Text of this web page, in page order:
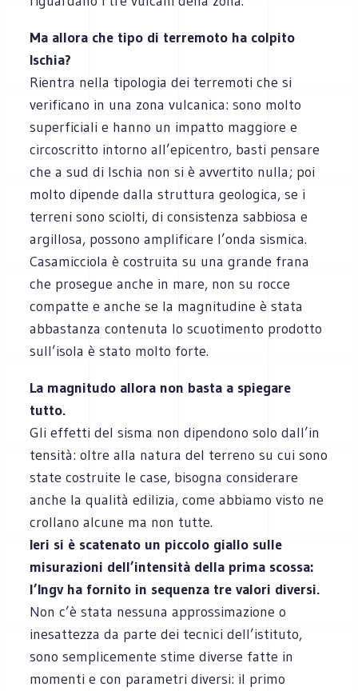
Ma allora che tipo di terremoto ha colpito
Ischia?
Rientra nella tipologia dei terremoti che si
verificano in una zona vulcanica: sono molto
superficiali e hanno un impatto maggiore e
circoscritto intorno all’epicentro, basti pensare
che a sud di Ischia non si è avvertito nulla; poi
molto dipende dalla struttura geologica, se i
terreni sono sciolti, di consistenza sabbiosa e
argillosa, possono amplificare l’onda sismica.
Casamicciola è costruita su una grande frana
che prosegue anche in mare, non su rocce
compatte e anche se la magnitudine è stata
abbastanza contenuta lo scuotimento prodotto
sull’isola è stato molto forte.
La magnitudo allora non basta a spiegare
tutto.
Gli effetti del sisma non dipendono solo dall’in
tensità: oltre alla natura del terreno su cui sono
state costruite le case, bisogna considerare
anche la qualità edilizia, come abbiamo visto ne
crollano alcune ma non tutte.
Ieri si è scatenato un piccolo giallo sulle
misurazioni dell’intensità della prima scossa:
l’Ingv ha fornito in sequenza tre valori diversi.
Non c’è stata nessuna approssimazione o
inesattezza da parte dei tecnici dell’istituto,
sono semplicemente stime diverse fatte in
momenti e con parametri diversi: il primo